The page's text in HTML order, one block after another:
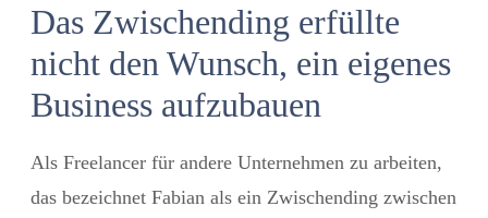
Das Zwischending erfüllte
nicht den Wunsch, ein eigenes
Business aufzubauen
Als Freelancer für andere Unternehmen zu arbeiten,
das bezeichnet Fabian als ein Zwischending zwischen